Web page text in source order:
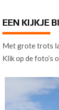
EEN KIJKJE
Met grote trots
Klik op de foto’s